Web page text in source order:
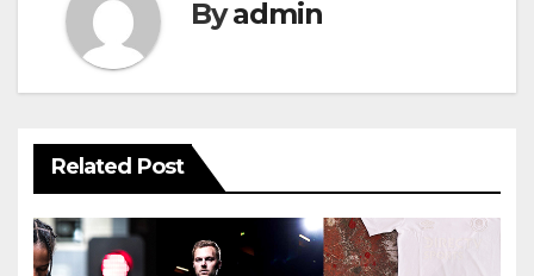
Byadmin
Related Post